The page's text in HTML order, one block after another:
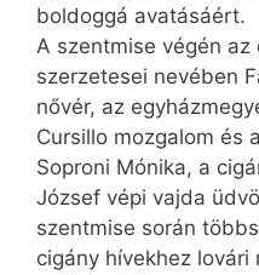
boldoggá avatásáért.
A szentmise végén az
szerzetesei nevében
nővér, az
Cursillo mozgalom és
Soproni Mónika, a
József vépi vajda
szentmise során
cigány hívekhez